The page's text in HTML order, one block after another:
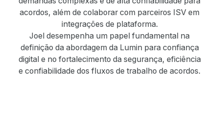
acordos, além de colaborar com parceiros ISV em
integrações de plataforma.
Joel desempenha um papel fundamental na
definição da abordagem da Lumin para confiança
digital e no fortalecimento da segurança, eficiência
e confiabilidade dos fluxos de trabalho de acordos.